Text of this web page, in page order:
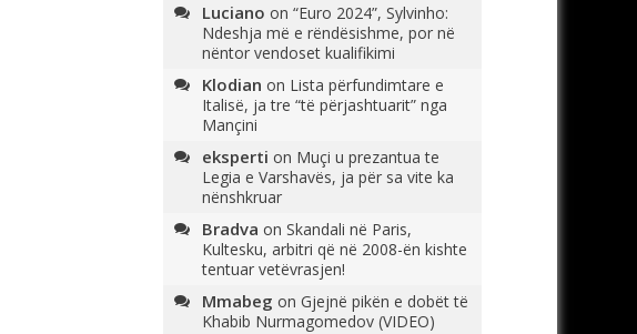
Luciano on “Euro 2024”, Sylvinho:
Ndeshja më e rëndësishme, por në
nëntor vendoset kualifikimi
Klodian on Lista përfundimtare e
Italisë, ja tre “të përjashtuarit” nga
Mançini
eksperti on Muçi u prezantua te
Legia e Varshavës, ja për sa vite ka
nënshkruar
Bradva on Skandali në Paris,
Kultesku, arbitri që në 2008-ën kishte
tentuar vetëvrasjen!
Mmabeg on Gjejnë pikën e dobët të
Khabib Nurmagomedov (VIDEO)